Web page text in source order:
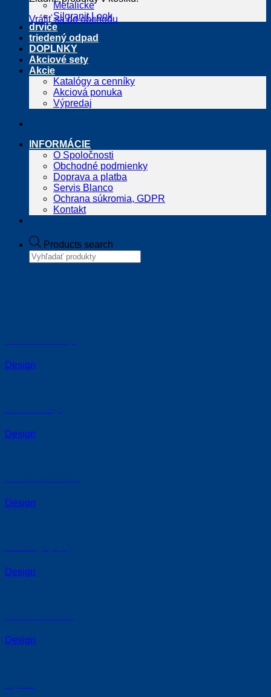
Vrátiť sa do obchodu
Metalické
Silgranit Look
drviče
triedený odpad
DOPLNKY
Akciové sety
Akcie
Katalógy a cenníky
Akciová ponuka
Výpredaj
INFORMÁCIE
O Spoločnosti
Obchodné podmienky
Doprava a platba
Servis Blanco
Ochrana súkromia, GDPR
Kontakt
Products search
Design
Design
Design
Design
Design